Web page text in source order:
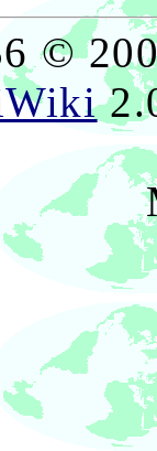
©